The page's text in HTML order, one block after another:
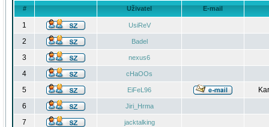
# Uživatel E-mail
1 UsiReV
2 Badel
3 nexus6
4 cHaOOs
5 EiFeL96
6
Jiri_Hrma
7 jacktalking